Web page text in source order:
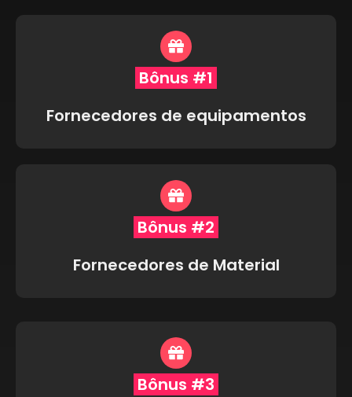
Bônus #1
Fornecedores de equipamentos
Bônus #2
Fornecedores de Material
Bônus #3